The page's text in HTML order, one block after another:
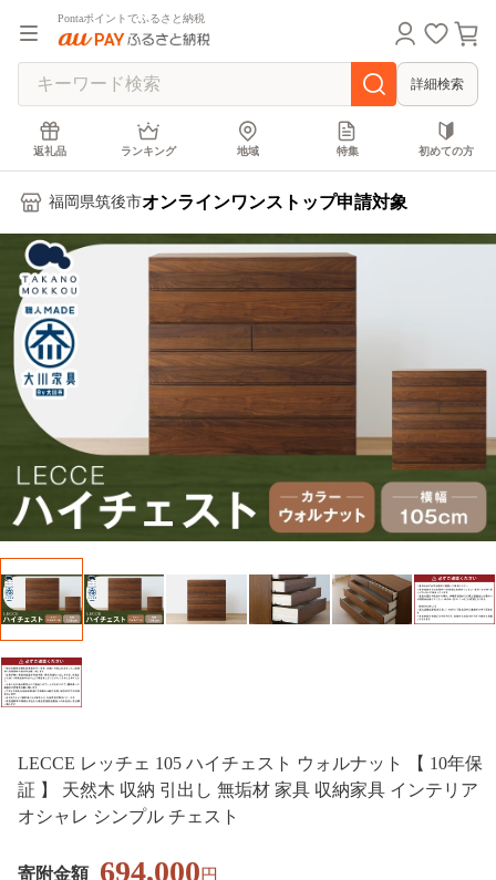
Pontaポイントでふるさと納税
詳細検索
返礼品 ランキング 地域 特集 初めての方
福岡県筑後市オンラインワンストップ申請対象
LECCE レッチェ 105 ハイチェスト ウォルナット 【 10年保
証 】 天然木 収納 引出し 無垢材 家具 収納家具 インテリア
オシャレ シンプル チェスト
寄附金額 694,000円